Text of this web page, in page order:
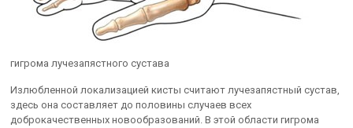
гигрома лучезапястного сустава
Излюбленной локализацией кисты считают лучезапястный сустав,
здесь она составляет до половины случаев всех
доброкачественных новообразований. В этой области гигрома